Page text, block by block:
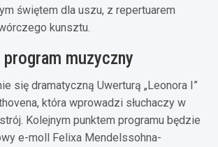
świętem dla uszu, z repertuarem
kunsztu.
program muzyczny
się dramatyczną Uwerturą „Leonora I”
która wprowadzi słuchaczy w
Kolejnym punktem programu będzie
e-moll Felixa Mendelssohna-